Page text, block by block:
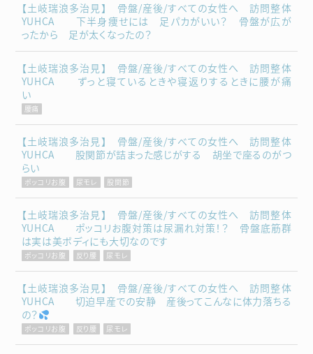
【土岐瑞浪多治見】 骨盤/産後/すべての女性へ 訪問整体
YUHCA 下半身痩せには 足パカがいい？ 骨盤が広が
ったから 足が太くなったの？
【土岐瑞浪多治見】 骨盤/産後/すべての女性へ 訪問整体
YUHCA ずっと寝ているときや寝返りするときに腰が痛
い
腰痛
【土岐瑞浪多治見】 骨盤/産後/すべての女性へ 訪問整体
YUHCA 股関節が詰まった感じがする 胡坐で座るのがつ
らい
ポッコリお腹 尿モレ 股関節
【土岐瑞浪多治見】 骨盤/産後/すべての女性へ 訪問整体
YUHCA ポッコリお腹対策は尿漏れ対策！？ 骨盤底筋群
は実は美ボディにも大切なのです
ポッコリお腹 反り腰 尿モレ
【土岐瑞浪多治見】 骨盤/産後/すべての女性へ 訪問整体
YUHCA 切迫早産での安静 産後ってこんなに体力落ちる
の？
ポッコリお腹 反り腰 尿モレ